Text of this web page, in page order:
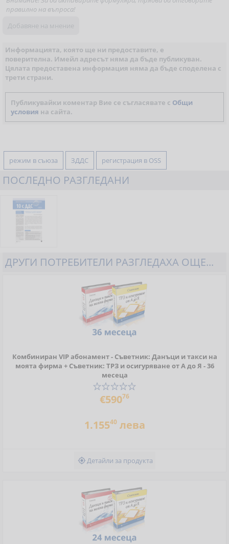
правилно на въпроса!
Информацията, която ще ни предоставите, е
поверителна. Имейл адресът няма да бъде публикуван.
Цялата предоставена информация няма да бъде споделена с
трети страни.
Публикувайки коментар Вие се съгласявате с Общи
условия на сайта.
режим в съюза ЗДДС регистрация в OSS
ПОСЛЕДНО РАЗГЛЕДАНИ
ДРУГИ ПОТРЕБИТЕЛИ РАЗГЛЕДАХА ОЩЕ...
Комбиниран VIP абонамент - Съветник: Данъци и такси на
моята фирма + Съветник: ТРЗ и осигуряване от А до Я - 36
месеца
€59076
1.15540лева
Детайли за продукта